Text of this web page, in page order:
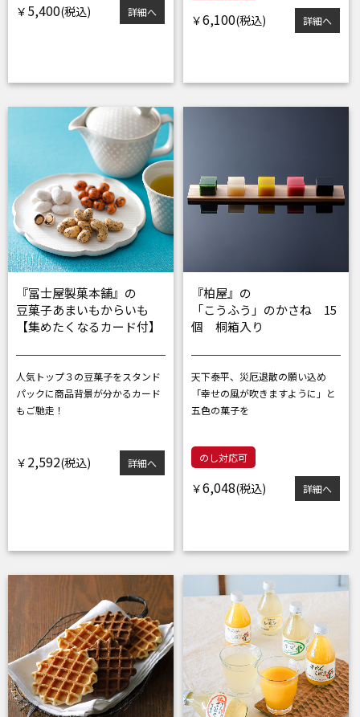
￥ 5,400 詳細へ
￥6,100 詳細へ
『冨士屋製菓本舗』の
豆菓子あまいもからいも
【集めたくなるカード付】
人気トップ３の豆菓子をスタンド
パックに商品背景が分かるカード
もご馳走！
￥ 2,592 詳細へ
『柏屋』の
「こうふう」のかさね 15
個 桐箱入り
天下泰平、災厄退散の願い込め
「幸せの風が吹きますように」と
五色の菓子を
のし対応可
￥6,048 詳細へ